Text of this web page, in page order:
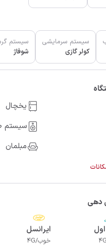
سیستم سرمایشی
کولر گازی
سیستم
شوفاژ
یخچال
سیستم
مبلمان
دهی
ایرانسل
خوب/4G